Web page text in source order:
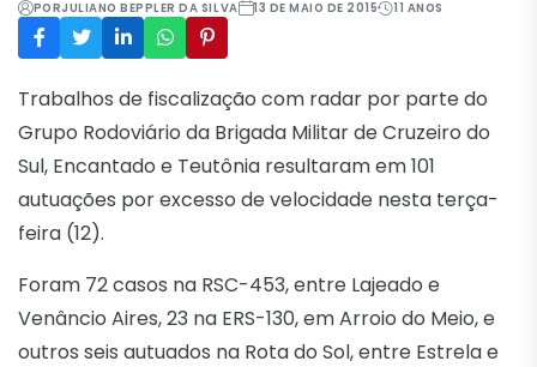
PORJULIANO BEPPLER DA SILVA 13 DE MAIO DE 2015 11 ANOS
Trabalhos de fiscalização com radar por parte do
Grupo Rodoviário da Brigada Militar de Cruzeiro do
Sul, Encantado e Teutônia resultaram em 101
autuações por excesso de velocidade nesta terça-
feira (12).
Foram 72 casos na RSC-453, entre Lajeado e
Venâncio Aires, 23 na ERS-130, em Arroio do Meio, e
outros seis autuados na Rota do Sol, entre Estrela e